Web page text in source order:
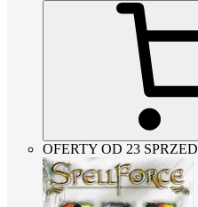
OFERTY OD 23